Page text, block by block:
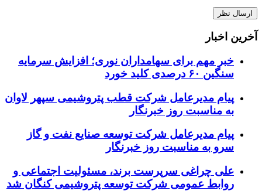
آخرین اخبار
خبر مهم برای سهامداران نوری؛ افزایش سرمایه
سنگین ۶۰ درصدی کلید خورد
پیام مدیرعامل شرکت قطب پتروشیمی سپهر لاوان
به مناسبت روز خبرنگار
پیام مدیرعامل شرکت توسعه صنایع نفت و گاز
سرو به مناسبت روز خبرنگار
علی چراغی سرپرست برند، مسئولیت اجتماعی و
روابط عمومی شرکت توسعه پتروشیمی کنگان شد